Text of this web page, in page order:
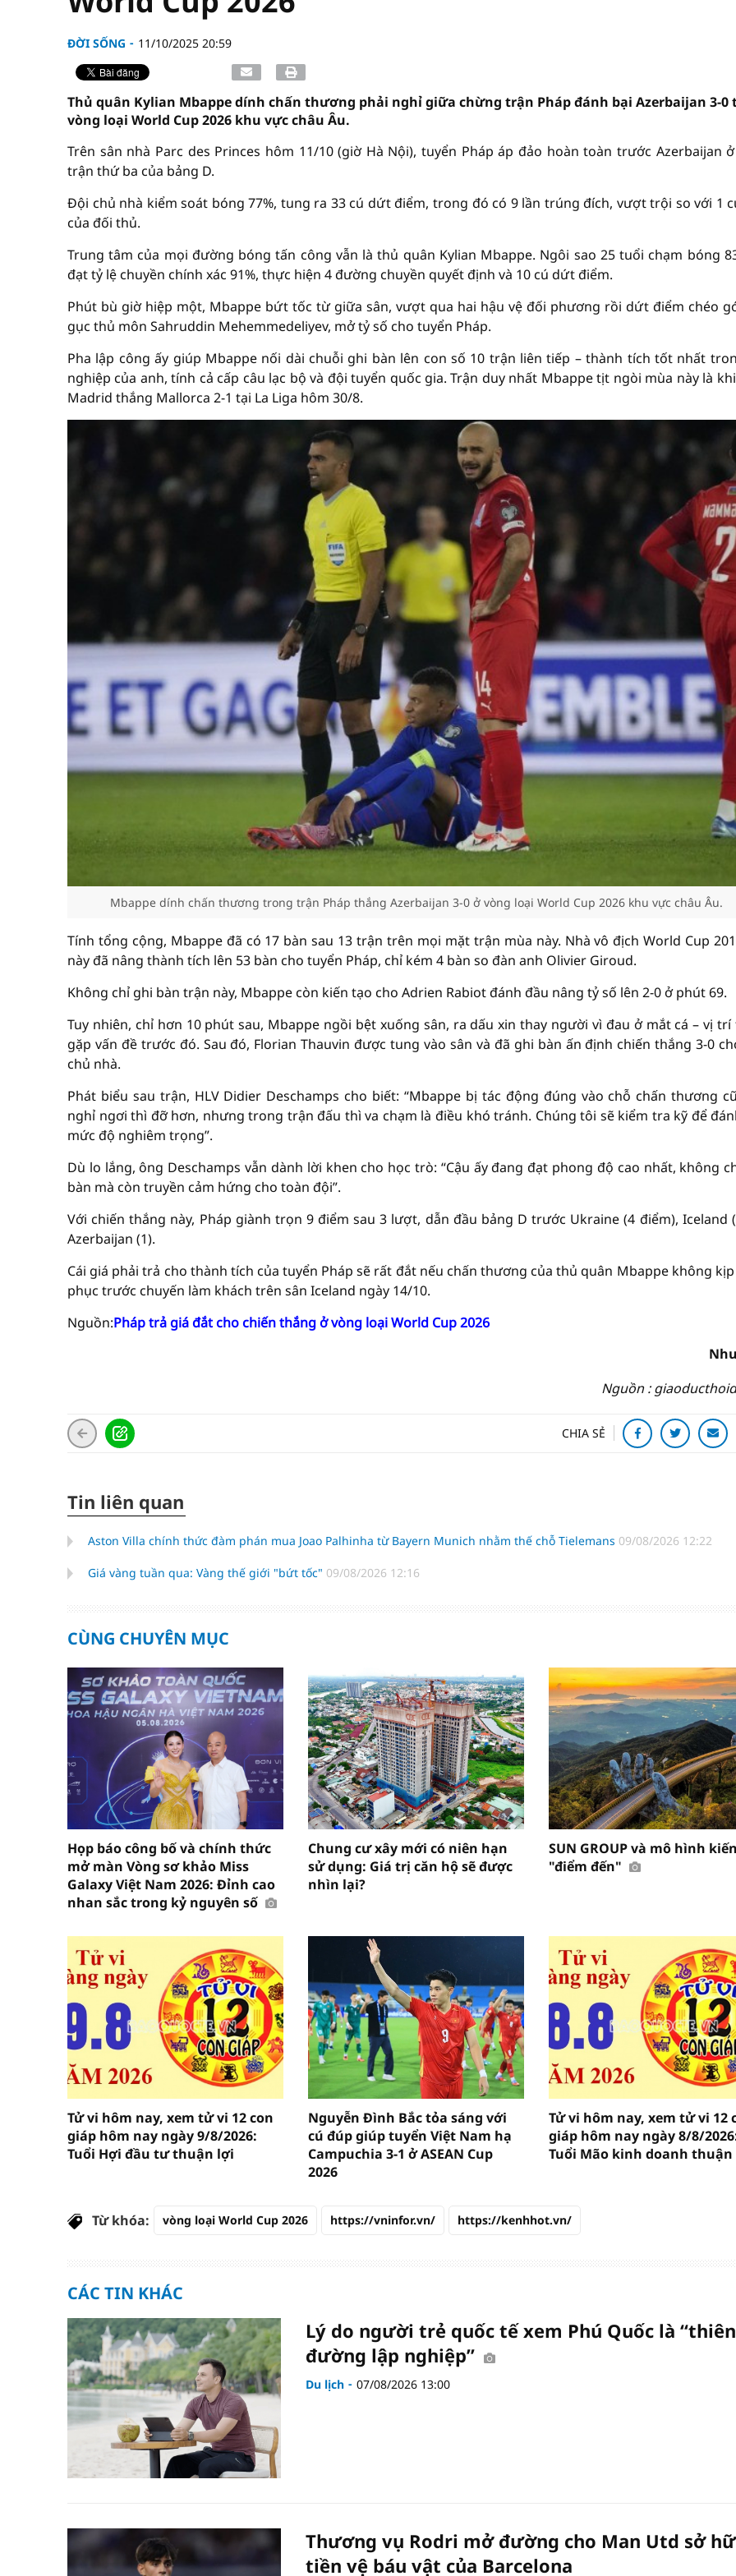
ĐỜI SỐNG 11/10/2025 20:59
Thủ quân Kylian Mbappe dính chấn thương phải nghỉ giữa chừng trận Pháp đánh bại Azerbaijan 3-0
vòng loại World Cup 2026 khu vực châu Âu.
Trên sân nhà Parc des Princes hôm 11/10 (giờ Hà Nội), tuyển Pháp áp đảo hoàn toàn trước Azerbaijan
trận thứ ba của bảng D.
Đội chủ nhà kiểm soát bóng 77%, tung ra 33 cú dứt điểm, trong đó có 9 lần trúng đích, vượt trội so với 1
của đối thủ.
Trung tâm của mọi đường bóng tấn công vẫn là thủ quân Kylian Mbappe. Ngôi sao 25 tuổi chạm bóng
đạt tỷ lệ chuyền chính xác 91%, thực hiện 4 đường chuyền quyết định và 10 cú dứt điểm.
Phút bù giờ hiệp một, Mbappe bứt tốc từ giữa sân, vượt qua hai hậu vệ đối phương rồi dứt điểm chéo
gục thủ môn Sahruddin Mehemmedeliyev, mở tỷ số cho tuyển Pháp.
Pha lập công ấy giúp Mbappe nối dài chuỗi ghi bàn lên con số 10 trận liên tiếp – thành tích tốt nhất
nghiệp của anh, tính cả cấp câu lạc bộ và đội tuyển quốc gia. Trận duy nhất Mbappe tịt ngòi mùa này là
Madrid thắng Mallorca 2-1 tại La Liga hôm 30/8.
Mbappe dính chấn thương trong trận Pháp thắng Azerbaijan 3-0 ở vòng loại World Cup 2026 khu vực châu Âu.
Tính tổng cộng, Mbappe đã có 17 bàn sau 13 trận trên mọi mặt trận mùa này. Nhà vô địch World Cup
này đã nâng thành tích lên 53 bàn cho tuyển Pháp, chỉ kém 4 bàn so đàn anh Olivier Giroud.
Không chỉ ghi bàn trận này, Mbappe còn kiến tạo cho Adrien Rabiot đánh đầu nâng tỷ số lên 2-0 ở phút 69.
Tuy nhiên, chỉ hơn 10 phút sau, Mbappe ngồi bệt xuống sân, ra dấu xin thay người vì đau ở mắt cá – vị
gặp vấn đề trước đó. Sau đó, Florian Thauvin được tung vào sân và đã ghi bàn ấn định chiến thắng 3-0
chủ nhà.
Phát biểu sau trận, HLV Didier Deschamps cho biết: “Mbappe bị tác động đúng vào chỗ chấn thương
nghỉ ngơi thì đỡ hơn, nhưng trong trận đấu thì va chạm là điều khó tránh. Chúng tôi sẽ kiểm tra kỹ để
mức độ nghiêm trọng”.
Dù lo lắng, ông Deschamps vẫn dành lời khen cho học trò: “Cậu ấy đang đạt phong độ cao nhất, không
bàn mà còn truyền cảm hứng cho toàn đội”.
Với chiến thắng này, Pháp giành trọn 9 điểm sau 3 lượt, dẫn đầu bảng D trước Ukraine (4 điểm), Iceland
Azerbaijan (1).
Cái giá phải trả cho thành tích của tuyển Pháp sẽ rất đắt nếu chấn thương của thủ quân Mbappe không
phục trước chuyến làm khách trên sân Iceland ngày 14/10.
Nguồn:Pháp trả giá đắt cho chiến thắng ở vòng loại World Cup 2026
Nguồn :
CHIA SẺ
Tin liên quan
Aston Villa chính thức đàm phán mua Joao Palhinha từ Bayern Munich nhằm thế chỗ Tielemans 09/08/2026 12:22
Giá vàng tuần qua: Vàng thế giới "bứt tốc" 09/08/2026 12:16
CÙNG CHUYÊN MỤC
Họp báo công bố và chính thức
mở màn Vòng sơ khảo Miss
Galaxy Việt Nam 2026: Đỉnh cao
nhan sắc trong kỷ nguyên số
Chung cư xây mới có niên hạn
sử dụng: Giá trị căn hộ sẽ được
nhìn lại?
SUN GROUP và mô hình
"điểm đến"
Tử vi hôm nay, xem tử vi 12 con
giáp hôm nay ngày 9/8/2026:
Tuổi Hợi đầu tư thuận lợi
Nguyễn Đình Bắc tỏa sáng với
cú đúp giúp tuyển Việt Nam hạ
Campuchia 3-1 ở ASEAN Cup
2026
Tử vi hôm nay, xem tử vi 12
giáp hôm nay ngày 8/8/
Tuổi Mão kinh doanh
Từ khóa: vòng loại World Cup 2026 https://vninfor.vn/ https://kenhhot.vn/
CÁC TIN KHÁC
Lý do người trẻ quốc tế xem Phú Quốc là “thiên
đường lập nghiệp”
Du lịch 07/08/2026 13:00
Thương vụ Rodri mở đường cho Man Utd sở
tiền vệ báu vật của Barcelona